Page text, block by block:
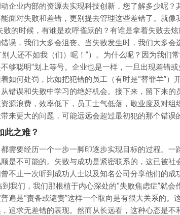
企业内部的资源去实现科技创新，您了解多少呢？
面对失败和差错，更别提去管理这些差错了。就像
败的时候，有谁是欢呼雀跃的？有谁是拿着失败去
误，我们大多会沮丧。当失败发生时，我们大多会
别人还不如我（们）呢！”）。为什么呢？因为我们
够聪明”划上等号。企业也是一样，一旦出现差错
如何处罚，比如把犯错的员工（有时是“替罪羊”）
错误和失败中学习的绝好机会。接下来，留下来的
源浪费，效率低下，员工士气低落，敬业度及对组
来更大的问题，可能远远会超过最初犯的那个错误
此之难？
需要经历一个一步一脚印逐步实现目标的过程。一
是不可能的。失败与成功是紧密联系的，这已被社
不止一次听到成功人士以及知名公司分享他们的成
我们，我们那根植于内心深处的“失败焦虑症”就
遍是“责备或谴责”这样一个取向是有很大关系的。
追求无差错的表现。然而从长远看，这种心态是不